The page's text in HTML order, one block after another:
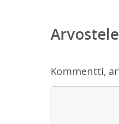
Kommentti,